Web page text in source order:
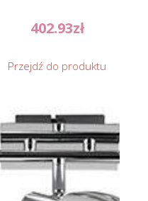
402.93zł
Przejdź do produktu